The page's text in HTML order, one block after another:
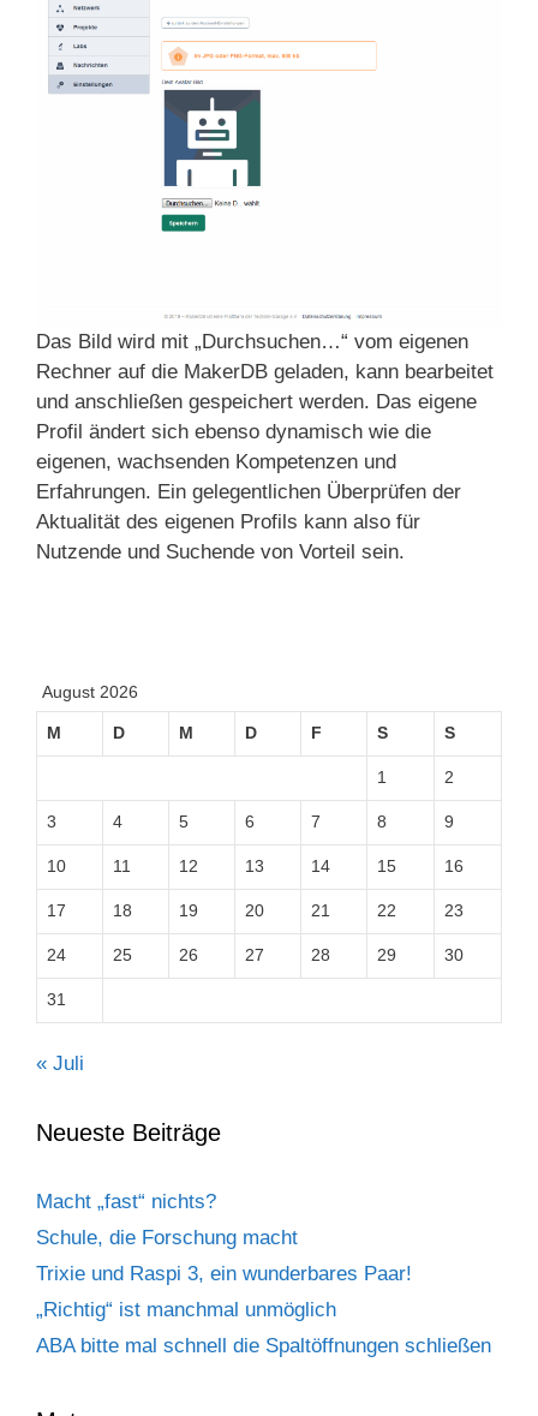
Das Bild wird mit „Durchsuchen…“ vom eigenen
Rechner auf die MakerDB geladen, kann bearbeitet
und anschließen gespeichert werden. Das eigene
Profil ändert sich ebenso dynamisch wie die
eigenen, wachsenden Kompetenzen und
Erfahrungen. Ein gelegentlichen Überprüfen der
Aktualität des eigenen Profils kann also für
Nutzende und Suchende von Vorteil sein.
August 2026
M D M D F S S
1 2
3 4 5 6 7 8 9
10 11 12 13 14 15 16
17 18 19 20 21 22 23
24 25 26 27 28 29 30
31
« Juli
Neueste Beiträge
Macht „fast“ nichts?
Schule, die Forschung macht
Trixie und Raspi 3, ein wunderbares Paar!
„Richtig“ ist manchmal unmöglich
ABA bitte mal schnell die Spaltöffnungen schließen